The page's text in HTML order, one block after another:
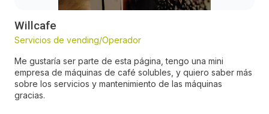
Willcafe
Servicios de vending/Operador
Me gustaría ser parte de esta página, tengo una mini
empresa de máquinas de café solubles, y quiero saber más
sobre los servicios y mantenimiento de las máquinas
gracias.